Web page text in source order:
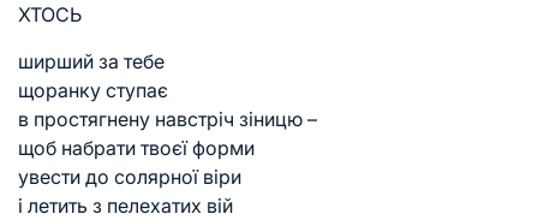
ХТОСЬ
ширший за тебе
щоранку ступає
в простягнену навстріч зіницю –
щоб набрати твоєї форми
увести до солярної віри
і летить з пелехатих вій